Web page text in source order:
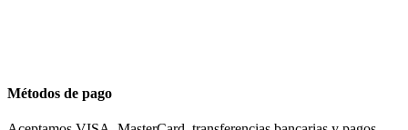
Métodos de pago